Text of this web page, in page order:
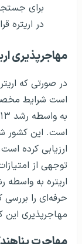
برای
در اریتره
مهاجرپذیری
در صورتی که
است شرایط
است. این کشور
ارزیابی کرده
توجهی از
اریتره به
حرفه‌ای را بررسی
مهاجرپذیری این کشور